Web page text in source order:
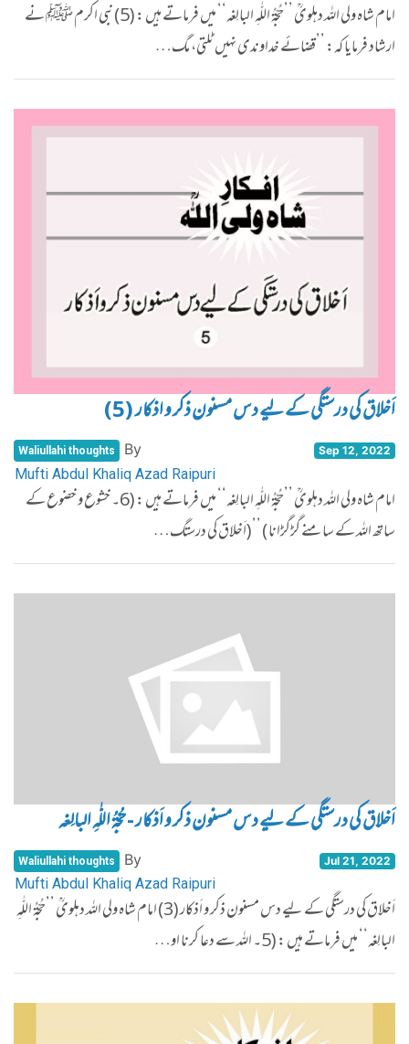
امام شاہ ولی اللہ دہلویؒ ’’حُجّۃُ اللّٰہِ البالِغہ‘‘ میں فرماتے ہیں : (5) نبی اکرم ﷺ نے
ارشاد فرمایا کہ: ’’قضائے خداوندی نہیں ٹلتی، مگ…
اَخلاق کی درستگی کے لیے دس مسنون ذکر و اذکار (5)
Waliullahi thoughts By
Mufti Abdul Khaliq Azad Raipuri
Sep 12, 2022
امام شاہ ولی اللہ دہلویؒ ’’حُجّۃُ اللّٰہِ البالِغہ‘‘ میں فرماتے ہیں : (6۔ خشوع و خضوع کے
ساتھ اللہ کے سامنے گڑگڑانا ) ’’(اَخلاق کی درستگ…
اَخلاق کی درستگی کے لیے دس مسنون ذکر و اَذکار - حُجّۃُ اللّٰہِ البالِغہ
Waliullahi thoughts By
Mufti Abdul Khaliq Azad Raipuri
Jul 21, 2022
اَخلاق کی درستگی کے لیے دس مسنون ذکر و اَذکار (3) امام شاہ ولی اللہ دہلویؒ ’’حُجّۃُ اللّٰہِ
البالِغہ‘‘ میں فرماتے ہیں : (5۔ اللہ سے دعا کرنا او…